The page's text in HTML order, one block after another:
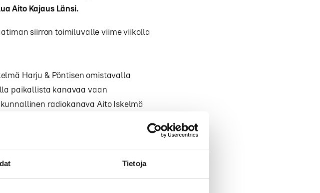
Tietoja
Aito Kajaus Länsi.
siirron toimiluvalle viime viikolla
Harju & Pöntisen omistavalla
paikallista kanavaa vaan
radiokanava Aito Iskelmä
Rovaniemelle ja Tunturi-Lappiin
Kanavan toimitusjohtaja Hannu
Pirkanmaalla on osittain samaa kuin
tulee myös omia paikallisia ohjelmia